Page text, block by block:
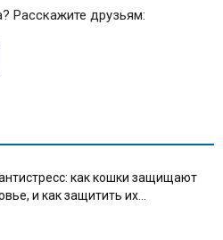
Расскажите друзьям:
как кошки защищают
и как защитить их...